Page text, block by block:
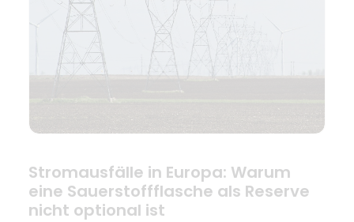
Stromausfälle in Europa: Warum
eine Sauerstoffflasche als Reserve
nicht optional ist